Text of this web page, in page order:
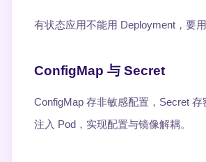
有状态应用不能用 Deployment，要
ConfigMap 与 Secret
ConfigMap 存非敏感配置，Secret
注入 Pod，实现配置与镜像解耦。